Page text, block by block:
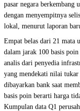
pasar negara
dengan menyempitnya
lokal, menurut laporan
Empat belas dari 21 mata
dalam jarak 100 basis
analis dari penyedia
yang mendekati nilai
dibayarkan bank saat
basis poin berarti harga
Kumpulan data Q1